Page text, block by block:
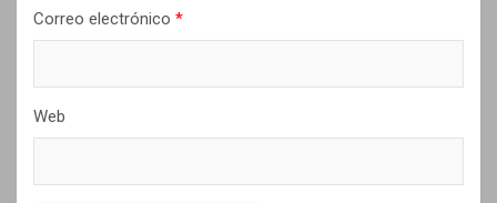
Correo electrónico *
Web